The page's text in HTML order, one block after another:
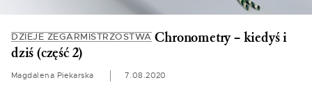
DZIEJE ZEGARMISTRZOSTWAChronometry – kiedyś i
dziś (część 2)
Magdalena Piekarska 7.08.2020